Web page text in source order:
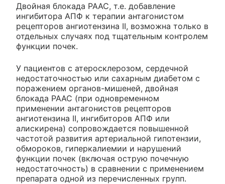
Двойная блокада РААС, т.е. добавление
ингибитора АПФ к терапии антагонистом
рецепторов ангиотензина II, возможна только в
отдельных случаях под тщательным контролем
функции почек.
У пациентов с атеросклерозом, сердечной
недостаточностью или сахарным диабетом с
поражением органов-мишеней, двойная
блокада РААС (при одновременном
применении антагонистов рецепторов
ангиотензина II, ингибиторов АПФ или
алискирена) сопровождается повышенной
частотой развития артериальной гипотензии,
обмороков, гиперкалиемии и нарушений
функции почек (включая острую почечную
недостаточность) в сравнении с применением
препарата одной из перечисленных групп.